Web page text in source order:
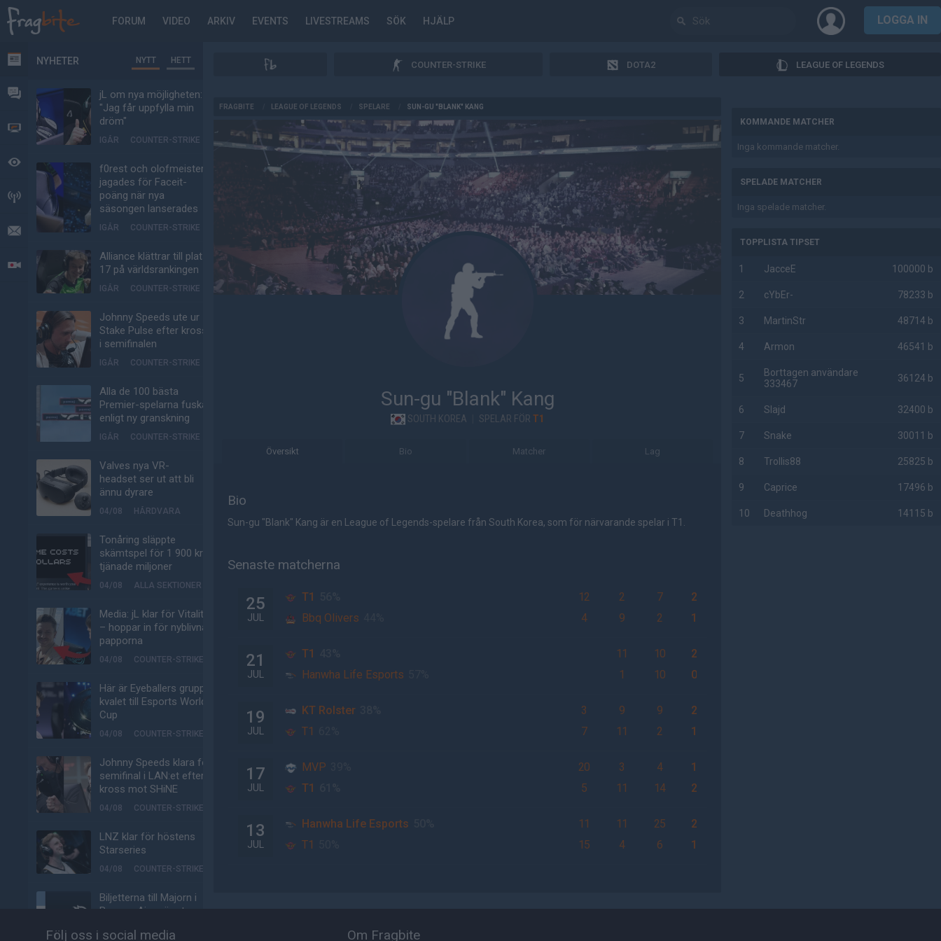
FORUM VIDEO ARKIV EVENTS LIVESTREAMS SÖK HJÄLP LOGGA IN
NYHETER
FORUM
VIDEO
BEVAKAT
HÄNDELSER
MEDDELANDEN
LIVESÄNDNINGAR
NYHETER NYTT HETT
jL om nya möjligheten:
"Jag får uppfylla min
dröm"
IGÅR COUNTER-STRIKE
f0rest och olofmeister
jagades för Faceit-
poäng när nya
säsongen lanserades
IGÅR COUNTER-STRIKE
Alliance klättrar till plats
17 på världsrankingen
IGÅR COUNTER-STRIKE
Johnny Speeds ute ur
Stake Pulse efter kross
i semifinalen
IGÅR COUNTER-STRIKE
Alla de 100 bästa
Premier-spelarna fuskar
enligt ny granskning
IGÅR COUNTER-STRIKE
Valves nya VR-
headset ser ut att bli
ännu dyrare
04/08 HÅRDVARA
Tonåring släppte
skämtspel för 1 900 kr –
tjänade miljoner
04/08 ALLA SEKTIONER
Media: jL klar för Vitality
– hoppar in för nyblivna
papporna
04/08 COUNTER-STRIKE
Här är Eyeballers grupp i
kvalet till Esports World
Cup
04/08 COUNTER-STRIKE
Johnny Speeds klara för
semifinal i LAN:et efter
kross mot SHiNE
04/08 COUNTER-STRIKE
LNZ klar för höstens
Starseries
04/08 COUNTER-STRIKE
Biljetterna till Majorn i
Buenos Aires är ute
COUNTER-STRIKE
COUNTER-STRIKE DOTA2 LEAGUE OF LEGENDS
FRAGBITE LEAGUE OF LEGENDS SPELARE SUN-GU "BLANK" KANG
Sun-gu "Blank" Kang
SOUTH KOREA SPELAR FÖR T1
Översikt Bio Matcher Lag
Bio
Sun-gu "Blank" Kang är en League of Legends-spelare från South Korea, som för närvarande spelar i T1.
Senaste matcherna
25
JUL
T1 12 2 7
2
Bbq Olivers
4 9 2 1
21
JUL
T1 11 10
2
Hanwha Life Esports
1 10 0
19
JUL
KT Rolster 3 9 9
2
T1
7 11 2 1
17
JUL
MVP 20 3 4
1
T1
5 11 14 2
13
JUL
Hanwha Life Esports 11 11 25
2
T1
15 4 6 1
KOMMANDE MATCHER
Inga kommande matcher.
SPELADE MATCHER
Inga spelade matcher.
TOPPLISTA TIPSET
1 JacceE 100000 b
2 cYbEr- 78233 b
3 MartinStr 48714 b
4 Armon 46541 b
5
Borttagen användare
333467
36124 b
6 Slajd 32400 b
7 Snake 30011 b
8 Trollis88 25825 b
9 Caprice 17496 b
10 Deathhog 14115 b
Följ oss i social media Om Fragbite